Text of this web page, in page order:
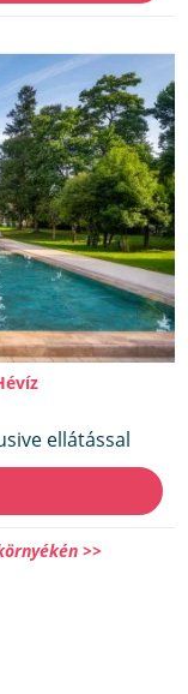
ellátással
>>